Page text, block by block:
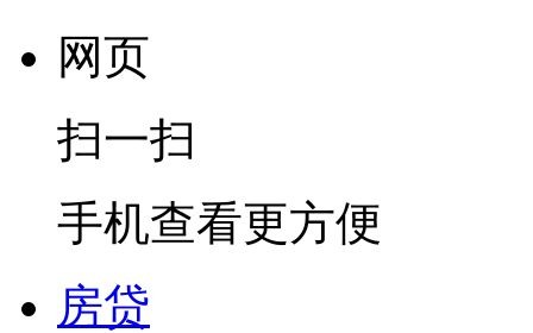
网页
扫一扫
手机查看更方便
房贷